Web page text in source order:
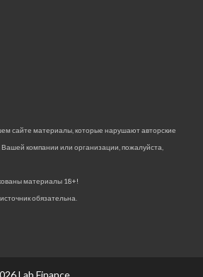
сайте материалы, которые нарушают авторские
компании или организации, пожалуйста,
материалы 18+!
обязательна.